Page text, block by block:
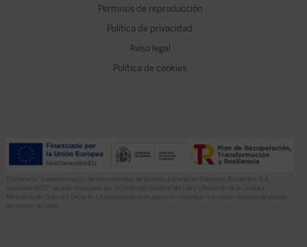
Permisos de reproducción
Política de privacidad
Aviso legal
Política de cookies
El proyecto “Implementación de herramientas de Gestión Editorial en Ediciones Encuentro, S.A.
anualidad 2022” ha sido financiado por la Dirección General del Libro y Fomento de la Lectura,
Ministerio de Cultura y Deporte. La finalidad de este apoyo es contribuir a la modernización de pymes
del sector del libro.